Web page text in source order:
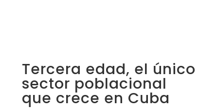
Tercera edad, el único
sector poblacional
que crece en Cuba